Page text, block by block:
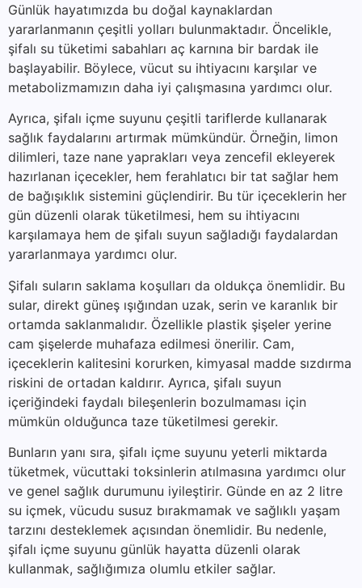
Günlük hayatımızda bu doğal kaynaklardan
yararlanmanın çeşitli yolları bulunmaktadır. Öncelikle,
şifalı su tüketimi sabahları aç karnına bir bardak ile
başlayabilir. Böylece, vücut su ihtiyacını karşılar ve
metabolizmamızın daha iyi çalışmasına yardımcı olur.
Ayrıca, şifalı içme suyunu çeşitli tariflerde kullanarak
sağlık faydalarını artırmak mümkündür. Örneğin, limon
dilimleri, taze nane yaprakları veya zencefil ekleyerek
hazırlanan içecekler, hem ferahlatıcı bir tat sağlar hem
de bağışıklık sistemini güçlendirir. Bu tür içeceklerin her
gün düzenli olarak tüketilmesi, hem su ihtiyacını
karşılamaya hem de şifalı suyun sağladığı faydalardan
yararlanmaya yardımcı olur.
Şifalı suların saklama koşulları da oldukça önemlidir. Bu
sular, direkt güneş ışığından uzak, serin ve karanlık bir
ortamda saklanmalıdır. Özellikle plastik şişeler yerine
cam şişelerde muhafaza edilmesi önerilir. Cam,
içeceklerin kalitesini korurken, kimyasal madde sızdırma
riskini de ortadan kaldırır. Ayrıca, şifalı suyun
içeriğindeki faydalı bileşenlerin bozulmaması için
mümkün olduğunca taze tüketilmesi gerekir.
Bunların yanı sıra, şifalı içme suyunu yeterli miktarda
tüketmek, vücuttaki toksinlerin atılmasına yardımcı olur
ve genel sağlık durumunu iyileştirir. Günde en az 2 litre
su içmek, vücudu susuz bırakmamak ve sağlıklı yaşam
tarzını desteklemek açısından önemlidir. Bu nedenle,
şifalı içme suyunu günlük hayatta düzenli olarak
kullanmak, sağlığımıza olumlu etkiler sağlar.